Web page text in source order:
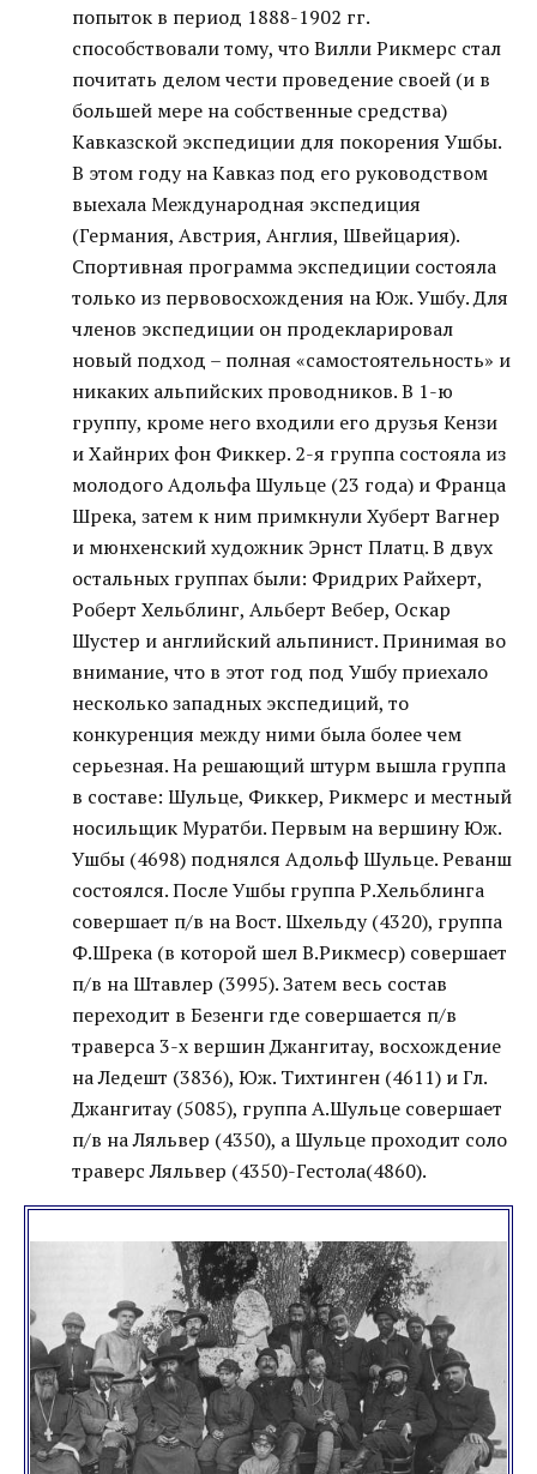
попыток в период 1888-1902 гг.
способствовали тому, что Вилли Рикмерс стал
почитать делом чести проведение своей (и в
большей мере на собственные средства)
Кавказской экспедиции для покорения Ушбы.
В этом году на Кавказ под его руководством
выехала Международная экспедиция
(Германия, Австрия, Англия, Швейцария).
Спортивная программа экспедиции состояла
только из первовосхождения на Юж. Ушбу. Для
членов экспедиции он продекларировал
новый подход – полная «самостоятельность» и
никаких альпийских проводников. В 1-ю
группу, кроме него входили его друзья Кензи
и Хайнрих фон Фиккер. 2-я группа состояла из
молодого Адольфа Шульце (23 года) и Франца
Шрека, затем к ним примкнули Хуберт Вагнер
и мюнхенский художник Эрнст Платц. В двух
остальных группах были: Фридрих Райхерт,
Роберт Хельблинг, Альберт Вебер, Оскар
Шустер и английский альпинист. Принимая во
внимание, что в этот год под Ушбу приехало
несколько западных экспедиций, то
конкуренция между ними была более чем
серьезная. На решающий штурм вышла группа
в составе: Шульце, Фиккер, Рикмерс и местный
носильщик Муратби. Первым на вершину Юж.
Ушбы (4698) поднялся Адольф Шульце. Реванш
состоялся. После Ушбы группа Р.Хельблинга
совершает п/в на Вост. Шхельду (4320), группа
Ф.Шрека (в которой шел В.Рикмеср) совершает
п/в на Штавлер (3995). Затем весь состав
переходит в Безенги где совершается п/в
траверса 3-х вершин Джангитау, восхождение
на Ледешт (3836), Юж. Тихтинген (4611) и Гл.
Джангитау (5085), группа А.Шульце совершает
п/в на Ляльвер (4350), а Шульце проходит соло
траверс Ляльвер (4350)-Гестола(4860).